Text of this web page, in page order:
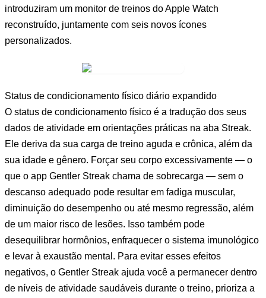
introduziram um monitor de treinos do Apple Watch
reconstruído, juntamente com seis novos ícones
personalizados.
Status de condicionamento físico diário expandido
O status de condicionamento físico é a tradução dos seus
dados de atividade em orientações práticas na aba Streak.
Ele deriva da sua carga de treino aguda e crônica, além da
sua idade e gênero. Forçar seu corpo excessivamente — o
que o app Gentler Streak chama de sobrecarga — sem o
descanso adequado pode resultar em fadiga muscular,
diminuição do desempenho ou até mesmo regressão, além
de um maior risco de lesões. Isso também pode
desequilibrar hormônios, enfraquecer o sistema imunológico
e levar à exaustão mental. Para evitar esses efeitos
negativos, o Gentler Streak ajuda você a permanecer dentro
de níveis de atividade saudáveis durante o treino, prioriza a